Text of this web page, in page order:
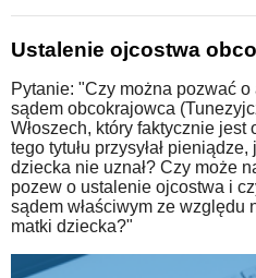
Ustalenie ojcostwa
Pytanie: "Czy można pozwać
sądem obcokrajowca
Włoszech, który faktycznie
tego tytułu przysyłał
dziecka nie uznał? Czy może
pozew o ustalenie ojcostwa i
sądem właściwym ze względu
matki dziecka?"